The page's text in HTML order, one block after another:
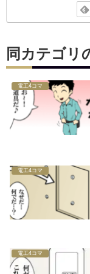
同カテゴリ
電工4コマ
電工4コマ
電工4コマ